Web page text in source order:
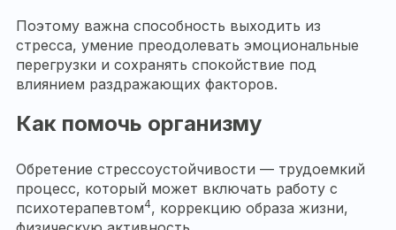
Поэтому важна способность выходить из
стресса, умение преодолевать эмоциональные
перегрузки и сохранять спокойствие под
влиянием раздражающих факторов.
Как помочь организму
Обретение стрессоустойчивости — трудоемкий
процесс, который может включать работу с
психотерапевтом4, коррекцию образа жизни,